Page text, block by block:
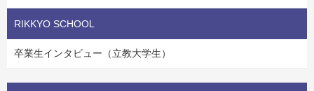
RIKKYO SCHOOL
卒業生インタビュー（立教大学生）